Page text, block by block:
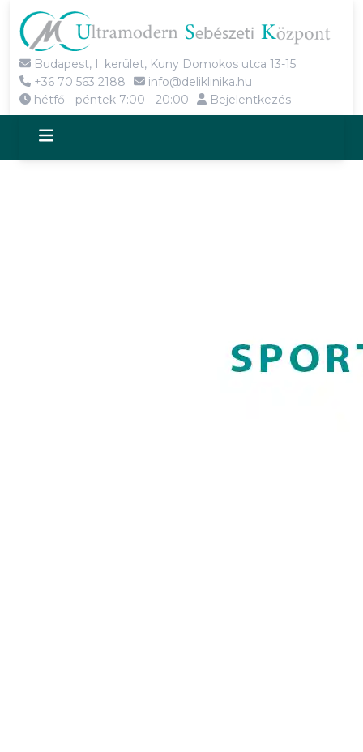
Budapest, I. kerület, Kuny Domokos utca 13-15.
+36 70 563 2188
info@deliklinika.hu
hétfő - péntek 7:00 - 20:00
Bejelentkezés